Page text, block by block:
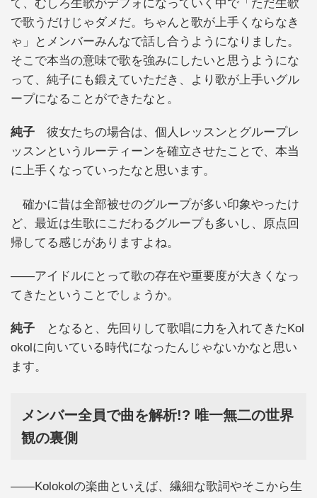
て、むしろ生歌がデフォになっていく中で「ただ生歌
で歌うだけじゃダメだ。ちゃんと歌が上手くならなき
ゃ」とメンバーみんなで話し合うようになりました。
そこで本当の意味で歌を強みにしたいと思うようにな
って、純子にも鍛えていただき、より歌が上手いグル
ープになることができたなと。
純子 彼女たちの場合は、個人レッスンとグループレ
ッスンというルーティーンを確立させたことで、本当
に上手くなっていったなと思います。
確かに昔は全部被せのグループが多い印象やったけ
ど、最近は生歌にこだわるグループも多いし、原点回
帰してる感じがありますよね。
——アイドルにとって歌の存在や重要度が大きくなっ
てきたということでしょうか。
純子 となると、先回りして歌唱に力を入れてきたKol
okolに向いている時代になったんじゃないかなと思い
ます。
メンバー全員で曲を解析!? 唯一無二の世界
観の裏側
——Kolokolの楽曲といえば、繊細な歌詞やそこから生